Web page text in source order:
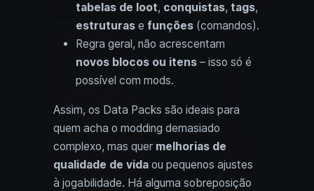
tabelas de loot, conquistas, tags,
estruturas e funções (comandos).
Regra geral, não acrescentam
novos blocos ou itens – isso só é
possível com mods.
Assim, os Data Packs são ideais para
quem acha o modding demasiado
complexo, mas quer melhorias de
qualidade de vida ou pequenos ajustes
à jogabilidade. Há alguma sobreposição